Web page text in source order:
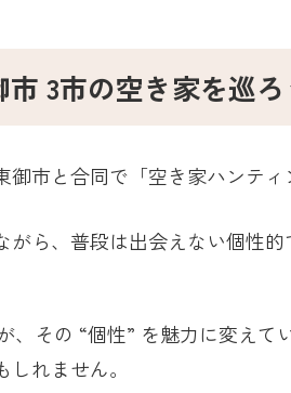
3市の空き家を巡ろ
市と合同で「空き家ハンテ
ら、普段は出会えない個性
その “個性” を魅力に変えて
れません。